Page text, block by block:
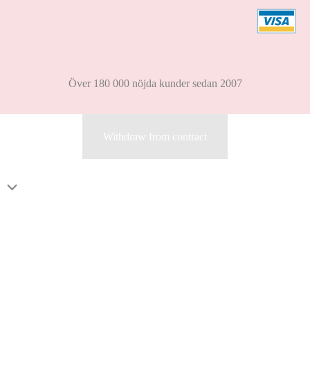
Över 180 000 nöjda kunder sedan 2007
Withdraw from contract